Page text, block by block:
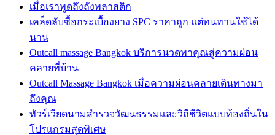
เมื่อเราพูดถึงถังพลาสติก
เคล็ดลับซื้อกระเบื้องยาง SPC ราคาถูก แต่ทนทานใช้ได้
นาน
Outcall massage Bangkok บริการนวดพาคุณสู่ความผ่อน
คลายที่บ้าน
Outcall Massage Bangkok เมื่อความผ่อนคลายเดินทางมา
ถึงคุณ
ทัวร์เวียดนามสำรวจวัฒนธรรมและวิถีชีวิตแบบท้องถิ่นใน
โปรแกรมสุดพิเศษ